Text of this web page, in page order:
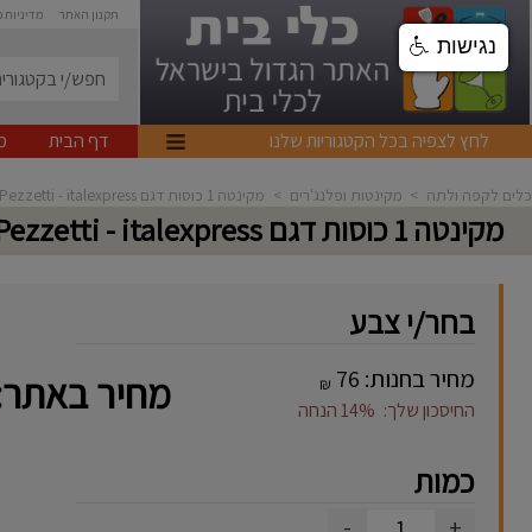
תקנון האתר
לחץ לצפיה בכל הקטגוריות שלנו דף הבית
כלים לקפה ולתה > מקינטות ופלנג'רים > מקינטה 1 כוסות דגם Pezzetti - italexpress
מקינטה 1 כוסות דגם Pezzetti - italexpress
בחר/י צבע
מחיר בחנות: ₪
החיסכון שלך: 14%הנחה מחיר
כמות
נגישות